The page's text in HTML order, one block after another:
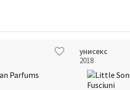
унисекс
2018